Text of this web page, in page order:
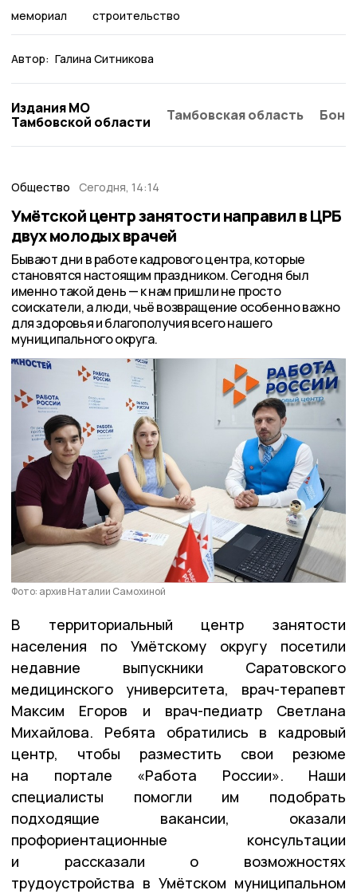
мемориал строительство
Автор: Галина Ситникова
Издания МО
Тамбовской области
Тамбовская область
Общество Сегодня, 14:14
Умётской центр занятости направил в ЦРБ
двух молодых врачей
Бывают дни в работе кадрового центра, которые
становятся настоящим праздником. Сегодня был
именно такой день — к нам пришли не просто
соискатели, а люди, чьё возвращение особенно важно
для здоровья и благополучия всего нашего
муниципального округа.
Фото: архив Наталии Самохиной
В территориальный центр занятости
населения по Умётскому округу посетили
недавние выпускники Саратовского
медицинского университета, врач-терапевт
Максим Егоров и врач-педиатр Светлана
Михайлова. Ребята обратились в кадровый
центр, чтобы разместить свои резюме
на портале «Работа России». Наши
специалисты помогли им подобрать
подходящие вакансии, оказали
профориентационные консультации
и рассказали о возможностях
трудоустройства в Умётском муниципальном